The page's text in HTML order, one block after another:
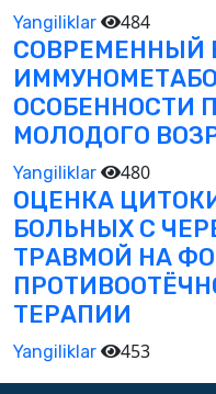
Yangiliklar 484
СОВРЕМЕННЫЙ
ОСОБЕННОСТИ
МОЛОДОГО
Yangiliklar 480
ОЦЕНКА
БОЛЬНЫХ С
ТРАВМОЙ НА
ТЕРАПИИ
Yangiliklar 453